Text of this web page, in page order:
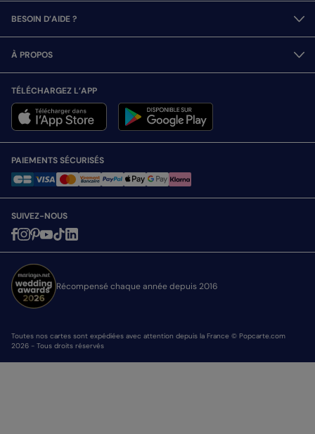
BESOIN D’AIDE ?
À PROPOS
TÉLÉCHARGEZ L’APP
PAIEMENTS SÉCURISÉS
SUIVEZ-NOUS
Récompensé chaque année depuis 2016
Toutes nos cartes sont expédiées avec attention depuis la France © Popcarte.com
2026 - Tous droits réservés